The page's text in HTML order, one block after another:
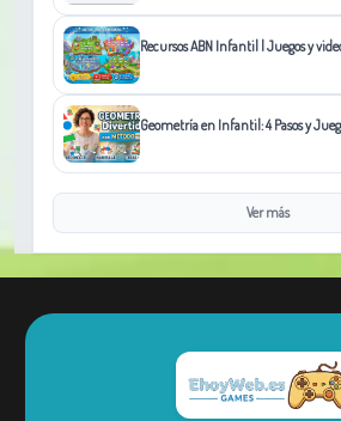
Recursos ABN Infantil | Juegos y
Geometría en Infantil: 4 Pasos y
Ver más